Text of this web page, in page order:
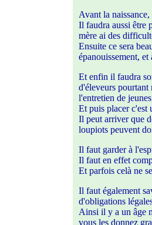
Avant la
Il faudra aussi être
mère ai des
Ensuite ce sera
épanouissement,
Et enfin il faudra
d'éleveurs pourtant
l'entretien de
Et puis placer c'est
Il peut arriver que
loupiots peuvent
Il faut garder à
Il faut en effet
Et parfois celà ne
Il faut également
d'obligations
Ainsi il y a un âge
vous les donnez